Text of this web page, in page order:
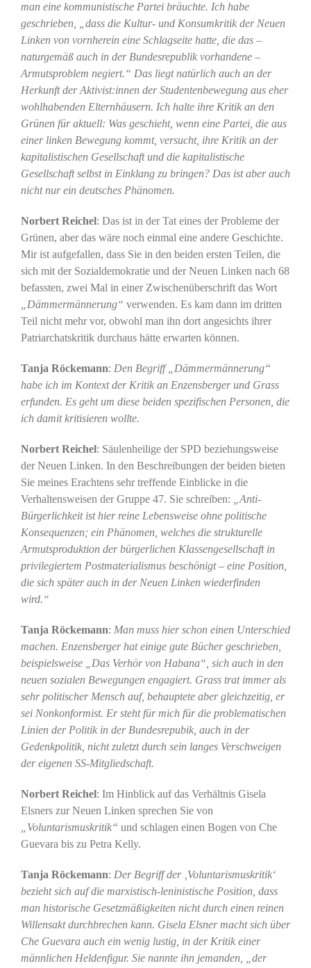
man eine kommunistische Partei bräuchte. Ich habe
geschrieben, „dass die Kultur- und Konsumkritik der Neuen
Linken von vornherein eine Schlagseite hatte, die das –
naturgemäß auch in der Bundesrepublik vorhandene –
Armutsproblem negiert.“ Das liegt natürlich auch an der
Herkunft der Aktivist:innen der Studentenbewegung aus eher
wohlhabenden Elternhäusern. Ich halte ihre Kritik an den
Grünen für aktuell: Was geschieht, wenn eine Partei, die aus
einer linken Bewegung kommt, versucht, ihre Kritik an der
kapitalistischen Gesellschaft und die kapitalistische
Gesellschaft selbst in Einklang zu bringen? Das ist aber auch
nicht nur ein deutsches Phänomen.
Norbert Reichel: Das ist in der Tat eines der Probleme der
Grünen, aber das wäre noch einmal eine andere Geschichte.
Mir ist aufgefallen, dass Sie in den beiden ersten Teilen, die
sich mit der Sozialdemokratie und der Neuen Linken nach 68
befassten, zwei Mal in einer Zwischenüberschrift das Wort
„Dämmermännerung“ verwenden. Es kam dann im dritten
Teil nicht mehr vor, obwohl man ihn dort angesichts ihrer
Patriarchatskritik durchaus hätte erwarten können.
Tanja Röckemann: Den Begriff „Dämmermännerung“
habe ich im Kontext der Kritik an Enzensberger und Grass
erfunden. Es geht um diese beiden spezifischen Personen, die
ich damit kritisieren wollte.
Norbert Reichel: Säulenheilige der SPD beziehungsweise
der Neuen Linken. In den Beschreibungen der beiden bieten
Sie meines Erachtens sehr treffende Einblicke in die
Verhaltensweisen der Gruppe 47. Sie schreiben:
„Anti-
Bürgerlichkeit ist hier reine Lebensweise ohne politische
Konsequenzen; ein Phänomen, welches die strukturelle
Armutsproduktion der bürgerlichen Klassengesellschaft in
privilegiertem Postmaterialismus beschönigt – eine Position,
die sich später auch in der Neuen Linken wiederfinden
wird.“
Tanja Röckemann: Man muss hier schon einen Unterschied
machen. Enzensberger hat einige gute Bücher geschrieben,
beispielsweise „Das Verhör von Habana“, sich auch in den
neuen sozialen Bewegungen engagiert. Grass trat immer als
sehr politischer Mensch auf, behauptete aber gleichzeitig, er
sei Nonkonformist. Er steht für mich für die problematischen
Linien der Politik in der Bundesrepubik, auch in der
Gedenkpolitik, nicht zuletzt durch sein langes Verschweigen
der eigenen SS-Mitgliedschaft.
Norbert Reichel: Im Hinblick auf das Verhältnis Gisela
Elsners zur Neuen Linken sprechen Sie von
„Voluntarismuskritik“ und schlagen einen Bogen von Che
Guevara bis zu Petra Kelly.
Tanja Röckemann: Der Begriff der ‚Voluntarismuskritik‘
bezieht sich auf die marxistisch-leninistische Position, dass
man historische Gesetzmäßigkeiten nicht durch einen reinen
Willensakt durchbrechen kann. Gisela Elsner macht sich über
Che Guevara auch ein wenig lustig, in der Kritik einer
männlichen Heldenfigur. Sie nannte ihn jemanden, „der